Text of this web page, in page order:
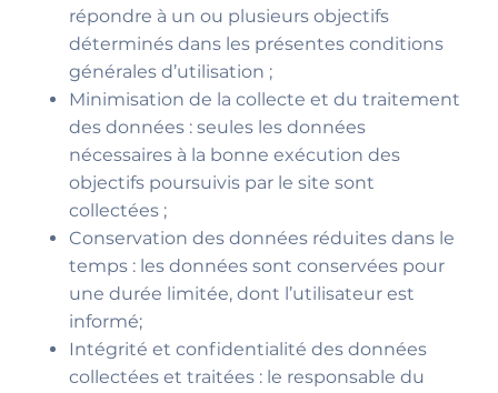
répondre à un ou plusieurs objectifs
déterminés dans les présentes conditions
générales d’utilisation ;
Minimisation de la collecte et du traitement
des données : seules les données
nécessaires à la bonne exécution des
objectifs poursuivis par le site sont
collectées ;
Conservation des données réduites dans le
temps : les données sont conservées pour
une durée limitée, dont l’utilisateur est
informé;
Intégrité et confidentialité des données
collectées et traitées : le responsable du